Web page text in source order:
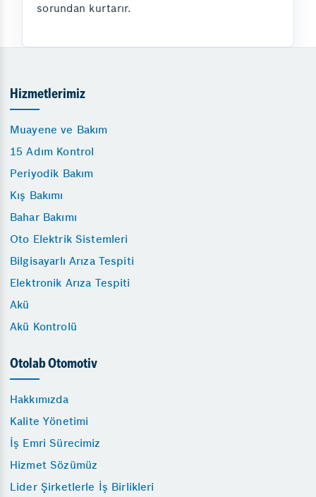
sorundan kurtarır.
Hizmetlerimiz
Muayene ve Bakım
15 Adım Kontrol
Periyodik Bakım
Kış Bakımı
Bahar Bakımı
Oto Elektrik Sistemleri
Bilgisayarlı Arıza Tespiti
Elektronik Arıza Tespiti
Akü
Akü Kontrolü
Otolab Otomotiv
Hakkımızda
Kalite Yönetimi
İş Emri Sürecimiz
Hizmet Sözümüz
Lider Şirketlerle İş Birlikleri